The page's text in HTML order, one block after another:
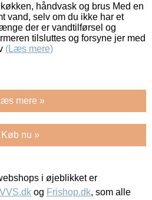
håndvask og brus Med en
vand, selv om du ikke har et
der er vandtilførsel og
tilsluttes og forsyne jer med
(Læs mere)
mere »
Køb nu »
i øjeblikket er
VVS.dk og Frishop.dk, som alle